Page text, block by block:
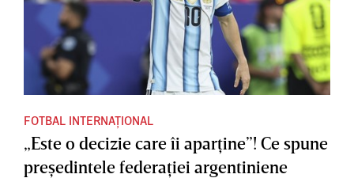
FOTBAL INTERNAȚIONAL
„Este o decizie care îi aparţine”! Ce spune
preşedintele federaţiei argentiniene